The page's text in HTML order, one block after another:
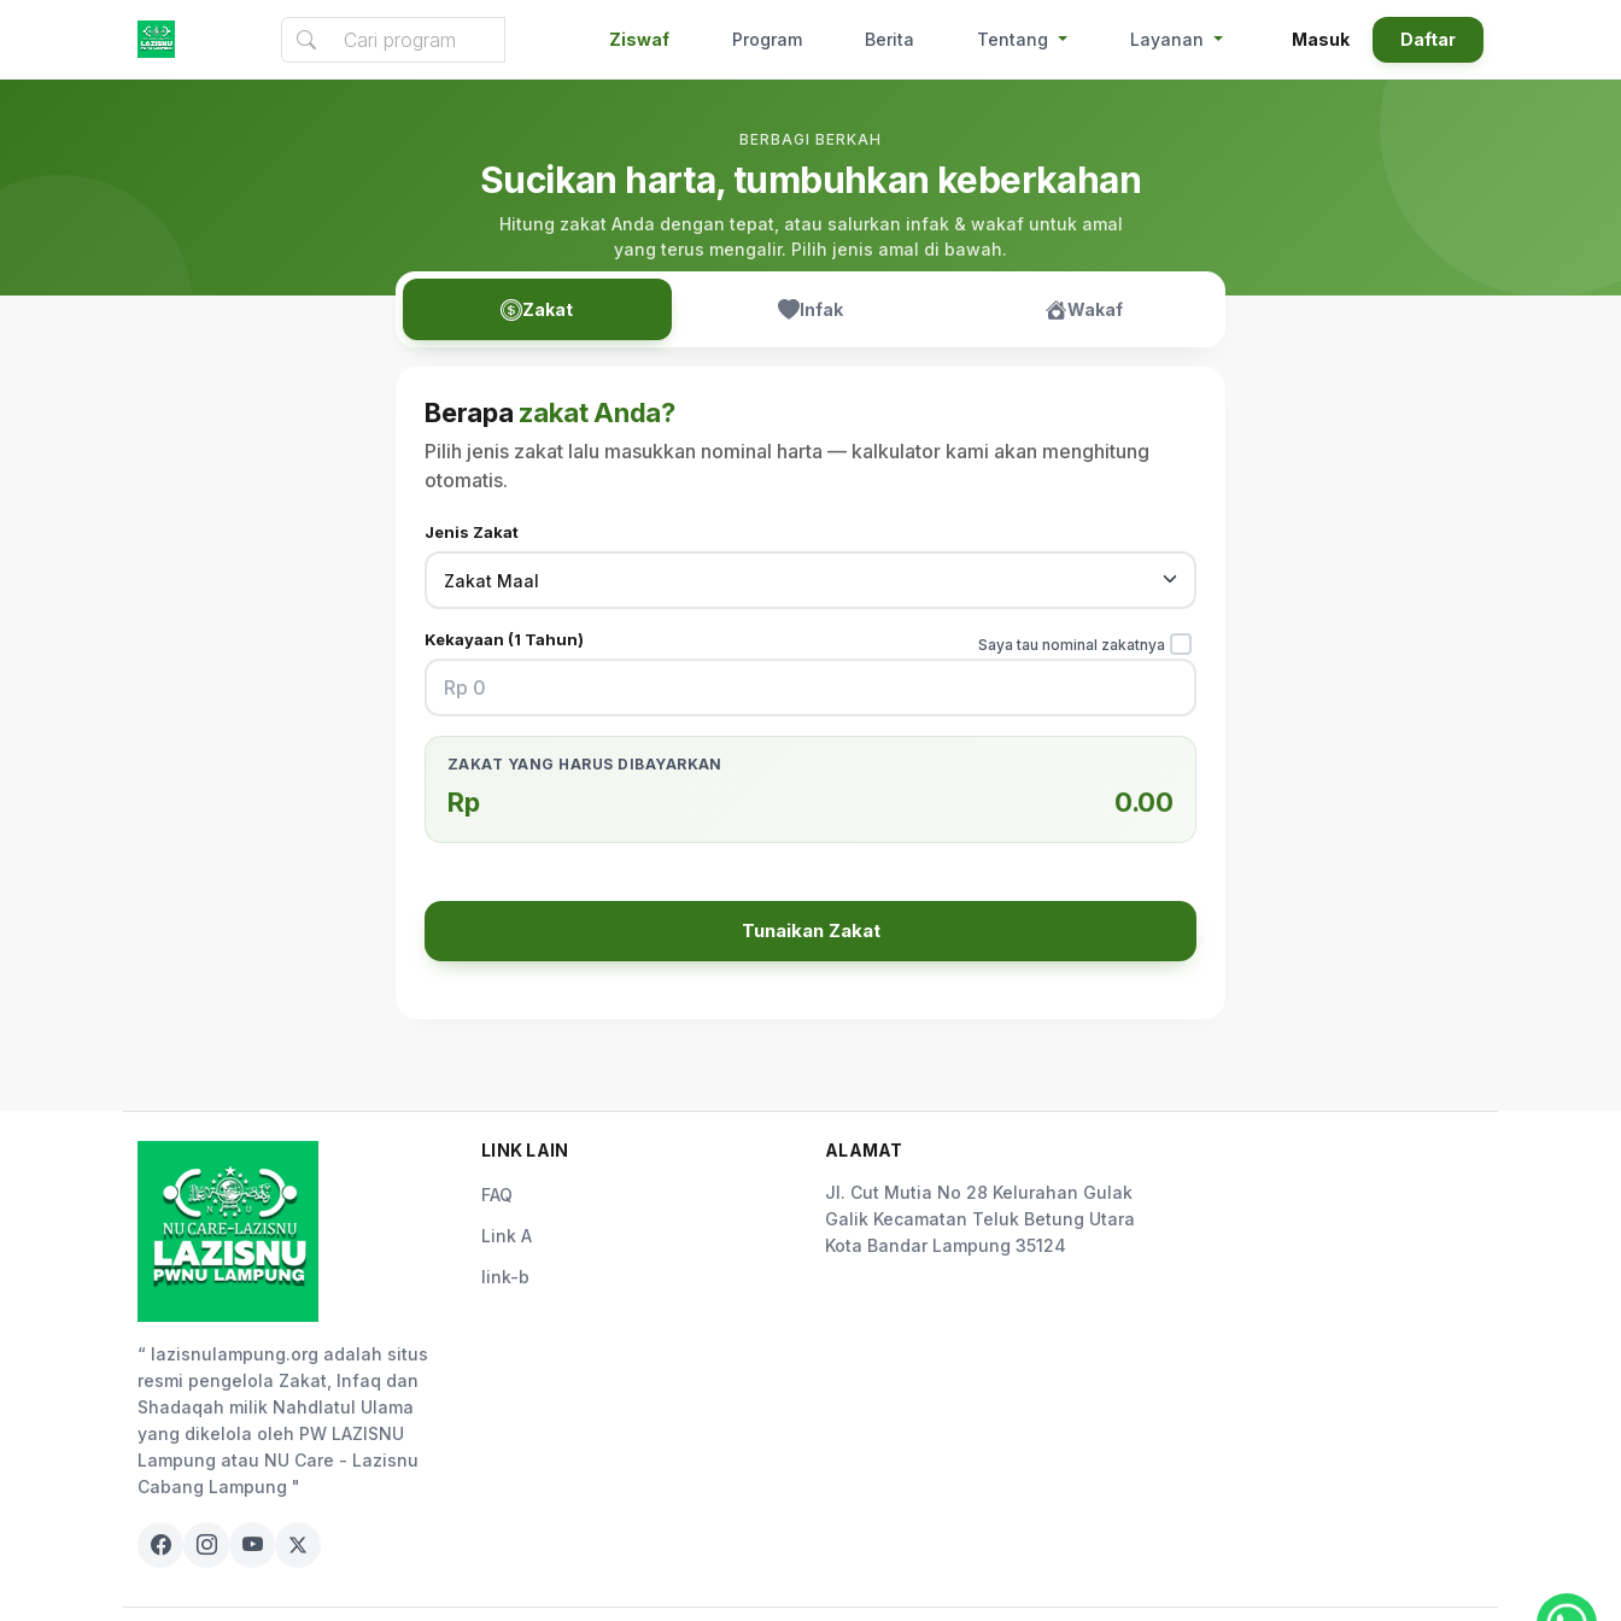
Ziswaf Program Berita Tentang Layanan Masuk Daftar
BERBAGI BERKAH
Sucikan harta, tumbuhkan keberkahan
Hitung zakat Anda dengan tepat, atau salurkan infak & wakaf untuk amal
yang terus mengalir. Pilih jenis amal di bawah.
Zakat Infak Wakaf
Berapa zakat Anda?
Pilih jenis zakat lalu masukkan nominal harta — kalkulator kami akan menghitung
otomatis.
Jenis Zakat
Kekayaan (1 Tahun) Saya tau nominal zakatnya
ZAKAT YANG HARUS DIBAYARKAN
Rp 0.00
Tunaikan Zakat
“ lazisnulampung.org adalah situs
resmi pengelola Zakat, Infaq dan
Shadaqah milik Nahdlatul Ulama
yang dikelola oleh PW LAZISNU
Lampung atau NU Care - Lazisnu
Cabang Lampung "
LINK LAIN
FAQ
Link A
link-b
ALAMAT
Jl. Cut Mutia No 28 Kelurahan Gulak
Galik Kecamatan Teluk Betung Utara
Kota Bandar Lampung 35124